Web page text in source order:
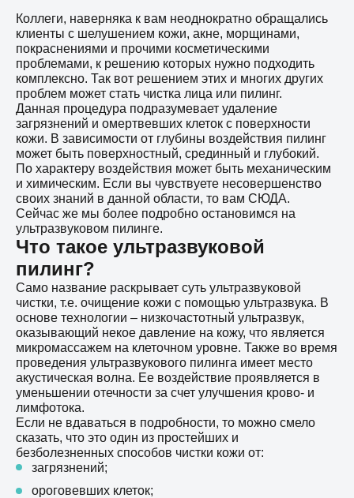
Коллеги, наверняка к вам неоднократно обращались
клиенты с шелушением кожи, акне, морщинами,
покраснениями и прочими косметическими
проблемами, к решению которых нужно подходить
комплексно. Так вот решением этих и многих других
проблем может стать чистка лица или пилинг.
Данная процедура подразумевает удаление
загрязнений и омертвевших клеток с поверхности
кожи. В зависимости от глубины воздействия пилинг
может быть поверхностный, срединный и глубокий.
По характеру воздействия может быть механическим
и химическим. Если вы чувствуете несовершенство
своих знаний в данной области, то вам СЮДА.
Сейчас же мы более подробно остановимся на
ультразвуковом пилинге.
Что такое ультразвуковой
пилинг?
Само название раскрывает суть ультразвуковой
чистки, т.е. очищение кожи с помощью ультразвука. В
основе технологии – низкочастотный ультразвук,
оказывающий некое давление на кожу, что является
микромассажем на клеточном уровне. Также во время
проведения ультразвукового пилинга имеет место
акустическая волна. Ее воздействие проявляется в
уменьшении отечности за счет улучшения крово- и
лимфотока.
Если не вдаваться в подробности, то можно смело
сказать, что это один из простейших и
безболезненных способов чистки кожи от:
загрязнений;
ороговевших клеток;